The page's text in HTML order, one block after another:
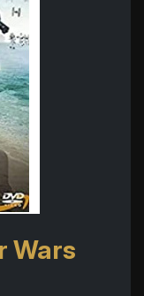
Wars